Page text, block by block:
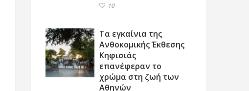
10
Τα εγκαίνια της
Ανθοκομικής Έκθεσης
Κηφισιάς
επανέφεραν το
χρώμα στη ζωή των
Αθηνών